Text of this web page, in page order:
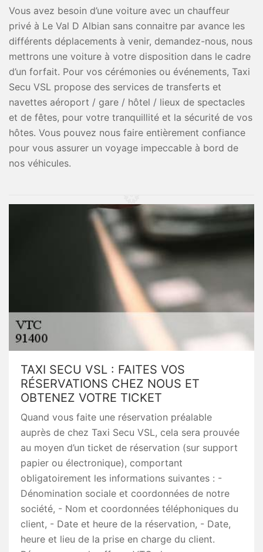
Vous avez besoin d’une voiture avec un chauffeur
privé à Le Val D Albian sans connaitre par avance les
différents déplacements à venir, demandez-nous, nous
mettrons une voiture à votre disposition dans le cadre
d’un forfait. Pour vos cérémonies ou événements, Taxi
Secu VSL propose des services de transferts et
navettes aéroport / gare / hôtel / lieux de spectacles
et de fêtes, pour votre tranquillité et la sécurité de vos
hôtes. Vous pouvez nous faire entièrement confiance
pour vous assurer un voyage impeccable à bord de
nos véhicules.
TAXI SECU VSL : FAITES VOS
RÉSERVATIONS CHEZ NOUS ET
OBTENEZ VOTRE TICKET
Quand vous faite une réservation préalable
auprès de chez Taxi Secu VSL, cela sera prouvée
au moyen d’un ticket de réservation (sur support
papier ou électronique), comportant
obligatoirement les informations suivantes : -
Dénomination sociale et coordonnées de notre
société, - Nom et coordonnées téléphoniques du
client, - Date et heure de la réservation, - Date,
heure et lieu de la prise en charge du client.